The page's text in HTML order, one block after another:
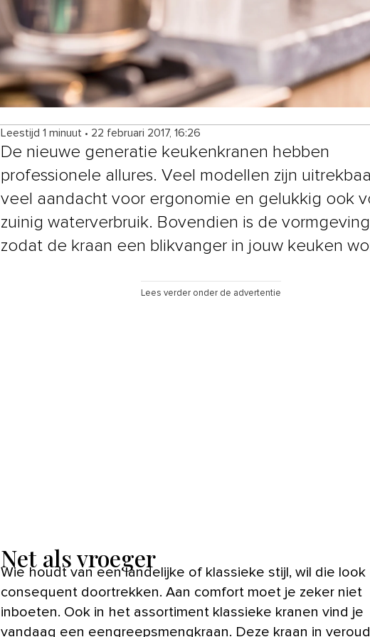
Leestijd 1 minuut • 22 februari 2017, 16:26
De nieuwe generatie keukenkranen hebben
professionele allures. Veel modellen zijn
veel aandacht voor ergonomie en gelukkig ook
zuinig waterverbruik. Bovendien is de
zodat de kraan een blikvanger in jouw keuken
Lees verder onder de advertentie
Net als vroeger
Wie houdt van een landelijke of klassieke stijl, wil die look
consequent doortrekken. Aan comfort moet je zeker niet
inboeten. Ook in het assortiment klassieke kranen vind je
vandaag een eengreepsmengkraan. Deze kraan in